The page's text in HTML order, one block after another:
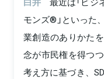
モンズ®」といった
業創造のありかた
念が市民権を得つ
考え方に基づき、